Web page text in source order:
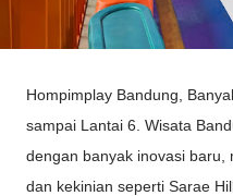
Hompimplay Bandung,
sampai Lantai 6. Wisata
dengan banyak inovasi baru,
dan kekinian seperti Sarae